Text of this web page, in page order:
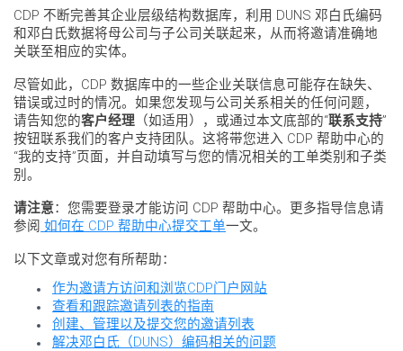
CDP 不断完善其企业层级结构数据库，利用 DUNS 邓白氏编码
和邓白氏数据将母公司与子公司关联起来，从而将邀请准确地
关联至相应的实体。
尽管如此，CDP 数据库中的一些企业关联信息可能存在缺失、
错误或过时的情况。如果您发现与公司关系相关的任何问题，
请告知您的客户经理 （如适用），或通过本文底部的“联系支持”
按钮联系我们的客户支持团队。这将带您进入 CDP 帮助中心的
“我的支持”页面，并自动填写与您的情况相关的工单类别和子类
别。
请注意：您需要登录才能访问 CDP 帮助中心。更多指导信息请
参阅 如何在 CDP 帮助中心提交工单一文。
以下文章或对您有所帮助：
作为邀请方访问和浏览CDP门户网站
查看和跟踪邀请列表的指南
创建、管理以及提交您的邀请列表
解决邓白氏（DUNS）编码相关的问题